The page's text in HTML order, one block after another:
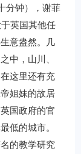
分钟），谢菲
英国其他任
意盎然。几
中，山川、
这里还有充
姐妹的故居
国政府的官
低的城市。
的教学研究